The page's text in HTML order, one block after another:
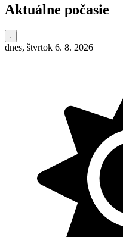
Aktuálne počasie
dnes, štvrtok 6. 8. 2026